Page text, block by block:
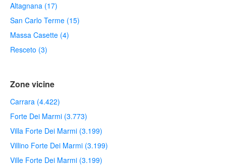
Altagnana (17)
San Carlo Terme (15)
Massa Casette (4)
Resceto (3)
Zone vicine
Carrara (4.422)
Forte Dei Marmi (3.773)
Villa Forte Dei Marmi (3.199)
Villino Forte Dei Marmi (3.199)
Ville Forte Dei Marmi (3.199)